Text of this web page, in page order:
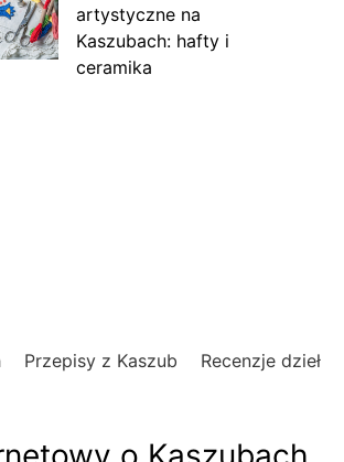
artystyczne na
Kaszubach: hafty i
ceramika
Przepisy z Kaszub Recenzje dzieł